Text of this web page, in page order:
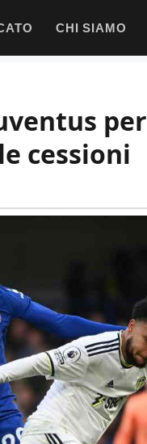
CHI SIAMO
cessioni